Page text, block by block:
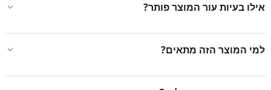
אילו בעיות עור המוצר פותר?
למי המוצר הזה מתאים?